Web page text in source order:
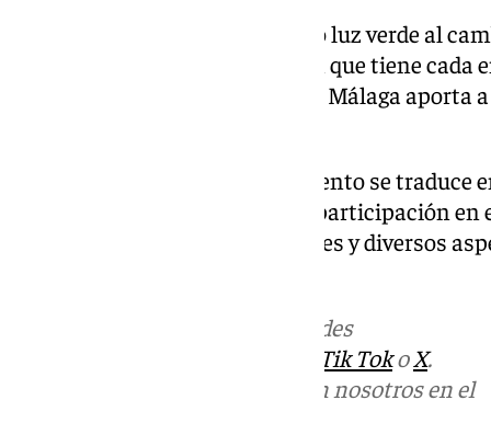
En el mismo consejo se ha dado luz verde al
en el cambio de la participación que tiene
supone que el Ayuntamiento de Málaga aporta
Según han explicado, el incremento se traduce
Consistorio tendrá una mayor participación en
reflejada en la toma de decisiones y diversos
en las redes
Tik TokoX.
Puedes ponerte en contacto con nosotros en el